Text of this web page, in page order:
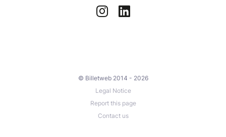
© Billetweb 2014 - 2026
Legal Notice
Report this page
Contact us